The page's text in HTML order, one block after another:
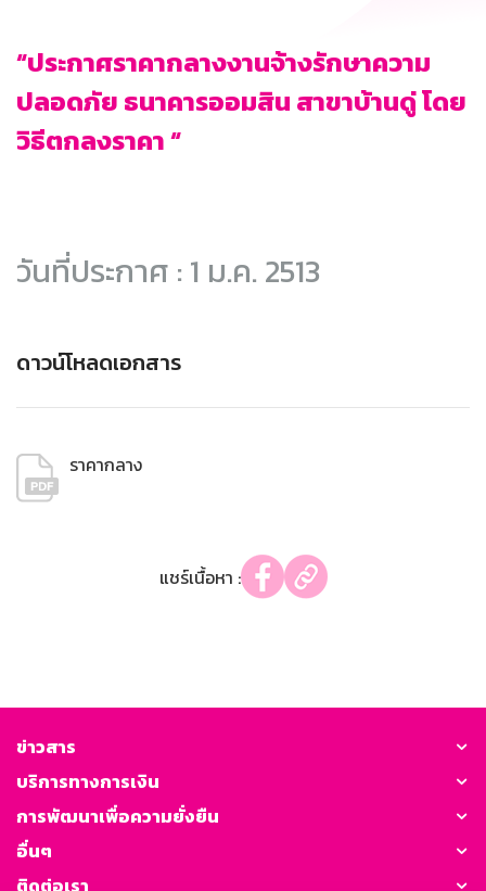
“ประกาศราคากลางงานจ้างรักษาความ
ปลอดภัย ธนาคารออมสิน สาขาบ้านดู่ โดย
วิธีตกลงราคา “
วันที่ประกาศ : 1 ม.ค. 2513
ดาวน์โหลดเอกสาร
ราคากลาง
แชร์เนื้อหา :
ข่าวสาร
บริการทางการเงิน
การพัฒนาเพื่อความยั่งยืน
อื่นๆ